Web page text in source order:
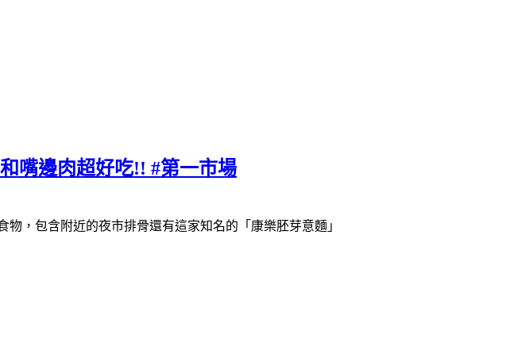
嘴邊肉超好吃!! #第一市場
物，包含附近的夜市排骨還有這家知名的「康樂胚芽意麵」